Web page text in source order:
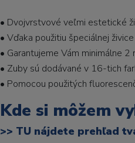
• Dvojvrstvové veľmi estetické
• Vďaka použitiu špeciálnej
• Garantujeme Vám minimálne
• Zuby sú dodávané v 16-tich
• Pomocou použitých
Kde si môžem
>> TU nájdete prehľad